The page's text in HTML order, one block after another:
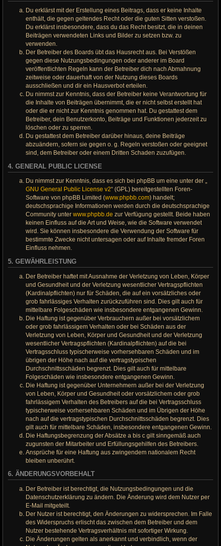
Du erklärst mit der Erstellung eines Beitrags, dass er keine Inhalte
enthält, die gegen geltendes Recht oder die guten Sitten verstoßen.
Du erklärst insbesondere, dass du das Recht besitzt, die in deinen
Beiträgen verwendeten Links und Bilder zu setzen bzw. zu
verwenden.
Der Betreiber des Boards übt das Hausrecht aus. Bei Verstößen
gegen diese Nutzungsbedingungen oder anderer im Board
veröffentlichten Regeln kann der Betreiber dich nach Abmahnung
zeitweise oder dauerhaft von der Nutzung dieses Boards
ausschließen und dir ein Hausverbot erteilen.
Du nimmst zur Kenntnis, dass der Betreiber keine Verantwortung für
die Inhalte von Beiträgen übernimmt, die er nicht selbst erstellt hat
oder die er nicht zur Kenntnis genommen hat. Du gestattest dem
Betreiber, dein Benutzerkonto, Beiträge und Funktionen jederzeit zu
löschen oder zu sperren.
Du gestattest dem Betreiber darüber hinaus, deine Beiträge
abzuändern, sofern sie gegen o. g. Regeln verstoßen oder geeignet
sind, dem Betreiber oder einem Dritten Schaden zuzufügen.
4. GENERAL PUBLIC LICENSE
Du nimmst zur Kenntnis, dass es sich bei phpBB um eine unter der „
GNU General Public License v2“ (GPL) bereitgestellten Foren-
Software von phpBB Limited (www.phpbb.com) handelt;
deutschsprachige Informationen werden durch die deutschsprachige
Community unter www.phpbb.de zur Verfügung gestellt. Beide haben
keinen Einfluss auf die Art und Weise, wie die Software verwendet
wird. Sie können insbesondere die Verwendung der Software für
bestimmte Zwecke nicht untersagen oder auf Inhalte fremder Foren
Einfluss nehmen.
5. GEWÄHRLEISTUNG
Der Betreiber haftet mit Ausnahme der Verletzung von Leben, Körper
und Gesundheit und der Verletzung wesentlicher Vertragspflichten
(Kardinalpflichten) nur für Schäden, die auf ein vorsätzliches oder
grob fahrlässiges Verhalten zurückzuführen sind. Dies gilt auch für
mittelbare Folgeschäden wie insbesondere entgangenen Gewinn.
Die Haftung ist gegenüber Verbrauchern außer bei vorsätzlichem
oder grob fahrlässigem Verhalten oder bei Schäden aus der
Verletzung von Leben, Körper und Gesundheit und der Verletzung
wesentlicher Vertragspflichten (Kardinalpflichten) auf die bei
Vertragsschluss typischerweise vorhersehbaren Schäden und im
übrigen der Höhe nach auf die vertragstypischen
Durchschnittsschäden begrenzt. Dies gilt auch für mittelbare
Folgeschäden wie insbesondere entgangenen Gewinn.
Die Haftung ist gegenüber Unternehmern außer bei der Verletzung
von Leben, Körper und Gesundheit oder vorsätzlichem oder grob
fahrlässigem Verhalten des Betreibers auf die bei Vertragsschluss
typischerweise vorhersehbaren Schäden und im Übrigen der Höhe
nach auf die vertragstypischen Durchschnittsschäden begrenzt. Dies
gilt auch für mittelbare Schäden, insbesondere entgangenen Gewinn.
Die Haftungsbegrenzung der Absätze a bis c gilt sinngemäß auch
zugunsten der Mitarbeiter und Erfüllungsgehilfen des Betreibers.
Ansprüche für eine Haftung aus zwingendem nationalem Recht
bleiben unberührt.
6. ÄNDERUNGSVORBEHALT
Der Betreiber ist berechtigt, die Nutzungsbedingungen und die
Datenschutzerklärung zu ändern. Die Änderung wird dem Nutzer per
E-Mail mitgeteilt.
Der Nutzer ist berechtigt, den Änderungen zu widersprechen. Im Falle
des Widerspruchs erlischt das zwischen dem Betreiber und dem
Nutzer bestehende Vertragsverhältnis mit sofortiger Wirkung.
Die Änderungen gelten als anerkannt und verbindlich, wenn der